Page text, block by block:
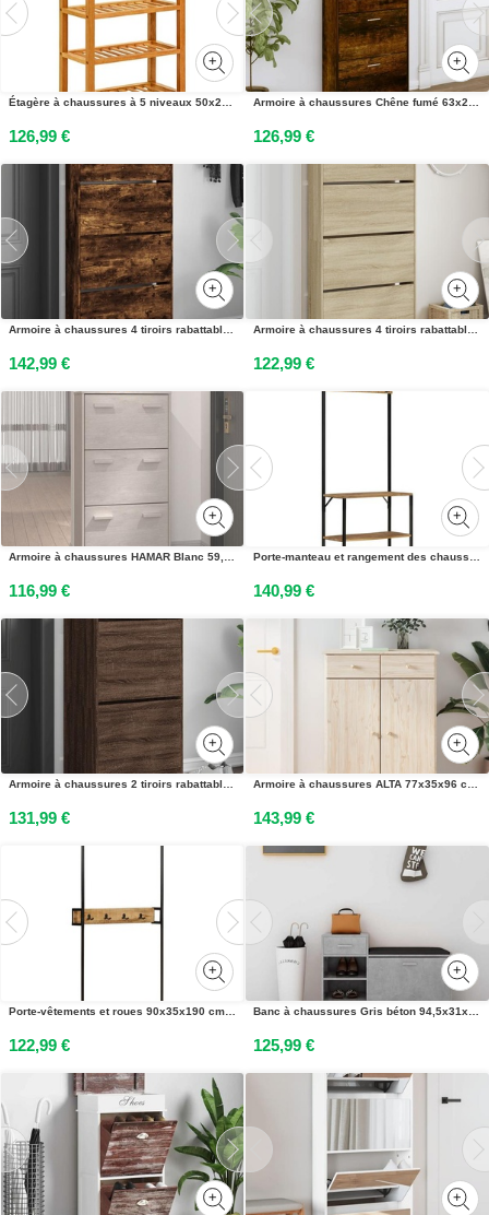
Étagère à chaussures à 5 niveaux 50x27x100 cm Chêne massif
126,99 €
Armoire à chaussures Chêne fumé 63x24x147 cm Bois dingénierie
126,99 €
Armoire à chaussures 4 tiroirs rabattables chêne fumé
142,99 €
Armoire à chaussures 4 tiroirs rabattables chêne sonoma
122,99 €
Armoire à chaussures HAMAR Blanc 59,5x35x117 cm Bois de pin
116,99 €
Porte-manteau et rangement des chaussures bois de manguier fer
140,99 €
Armoire à chaussures 2 tiroirs rabattables chêne marron
131,99 €
Armoire à chaussures ALTA 77x35x96 cm bois massif de pin
143,99 €
Porte-vêtements et roues 90x35x190 cm bois de manguier et fer
122,99 €
Banc à chaussures Gris béton 94,5x31x57 cm Aggloméré
125,99 €